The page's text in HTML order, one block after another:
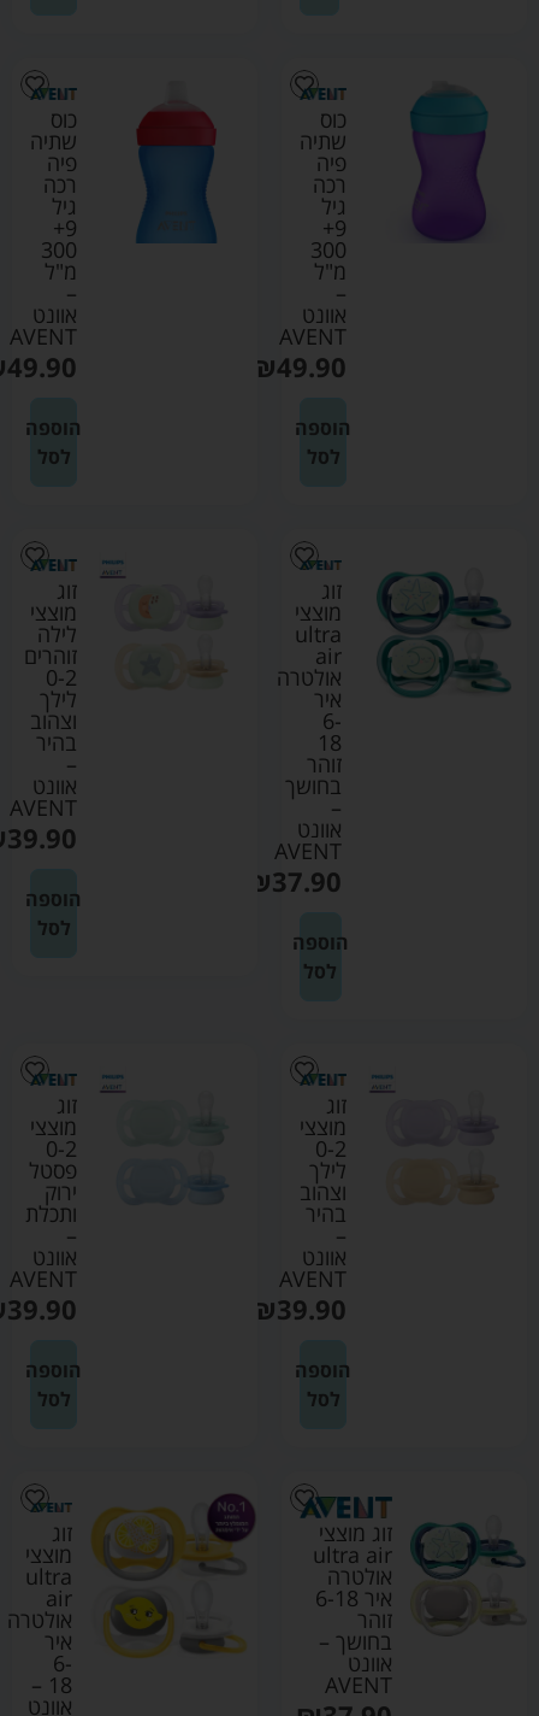
כוס
שתיה
פיה
רכה
גיל
9+
300
מ"ל
–
אוונט
AVENT
₪49.90
הוספה
לסל
כוס
שתיה
פיה
רכה
גיל
9+
300
מ"ל
–
אוונט
AVENT
49.90
הוספה
לסל
זוג
מוצצי
ultra
air
אולטרה
איר
6-
18
זוהר
בחושך
–
אוונט
AVENT
₪37.90
הוספה
לסל
זוג
מוצצי
לילה
זוהרים
0-2
לילך
וצהוב
בהיר
–
אוונט
AVENT
39.90
הוספה
לסל
זוג
מוצצי
0-2
לילך
וצהוב
בהיר
–
אוונט
AVENT
₪39.90
הוספה
לסל
זוג
מוצצי
0-2
פסטל
ירוק
ותכלת
–
אוונט
AVENT
39.90
הוספה
לסל
זוג מוצצי
ultra air
אולטרה
איר 6-18
זוהר
בחושך –
אוונט
AVENT
זוג
מוצצי
ultra
air
אולטרה
איר
6-
18 –
אוונט